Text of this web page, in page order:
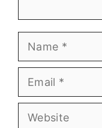
Name
Email
Website